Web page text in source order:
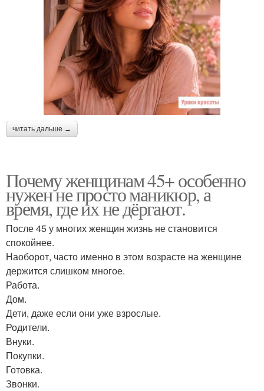
читать дальше →
Почему женщинам 45+ особенно
нужен не просто маникюр, а
время, где их не дёргают.
После 45 у многих женщин жизнь не становится
спокойнее.
Наоборот, часто именно в этом возрасте на женщине
держится слишком многое.
Работа.
Дом.
Дети, даже если они уже взрослые.
Родители.
Внуки.
Покупки.
Готовка.
Звонки.